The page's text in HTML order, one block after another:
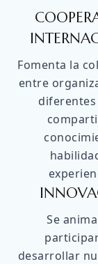
Fomenta la
entre
diferentes
Se
desarrollar